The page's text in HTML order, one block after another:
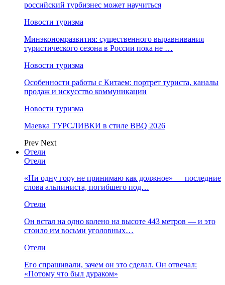
российский турбизнес может научиться
Новости туризма
Минэкономразвития: существенного выравнивания
туристического сезона в России пока не …
Новости туризма
Особенности работы с Китаем: портрет туриста, каналы
продаж и искусство коммуникации
Новости туризма
Маевка ТУРСЛИВКИ в стиле BBQ 2026
Prev Next
Отели
Отели
«Ни одну гору не принимаю как должное» — последние
слова альпиниста, погибшего под…
Отели
Он встал на одно колено на высоте 443 метров — и это
стоило им восьми уголовных…
Отели
Его спрашивали, зачем он это сделал. Он отвечал:
«Потому что был дураком»